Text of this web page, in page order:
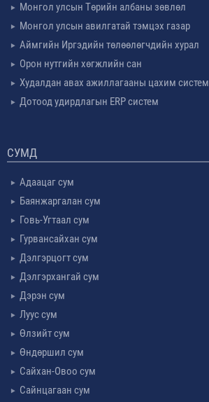
Монгол улсын Төрийн албаны зөвлөл
Монгол улсын авилгатай тэмцэх газар
Аймгийн Иргэдийн төлөөлөгчдийн хурал
Орон нутгийн хөгжлийн сан
Худалдан авах ажиллагааны цахим систем
Дотоод удирдлагын ERP систем
СУМД
Адаацаг сум
Баянжаргалан сум
Говь-Угтаал сум
Гурвансайхан сум
Дэлгэрцогт сум
Дэлгэрхангай сум
Дэрэн сум
Луус сум
Өлзийт сум
Өндөршил сум
Сайхан-Овоо сум
Сайнцагаан сум